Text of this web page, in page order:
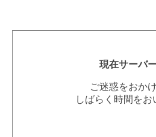
現在サーバ
ご迷惑をおか
しばらく時間を